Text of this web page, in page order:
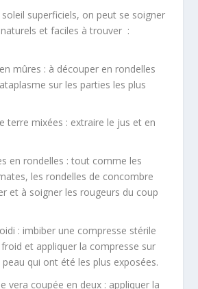
superficiels, on peut se soigner
et faciles à trouver :
mûres : à découper en rondelles
sur les parties les plus
terre mixées : extraire le jus et en
en rondelles : tout comme les
les rondelles de concombre
et à soigner les rougeurs du coup
: imbiber une compresse stérile
et appliquer la compresse sur
qui ont été les plus exposées.
vera coupée en deux : appliquer la